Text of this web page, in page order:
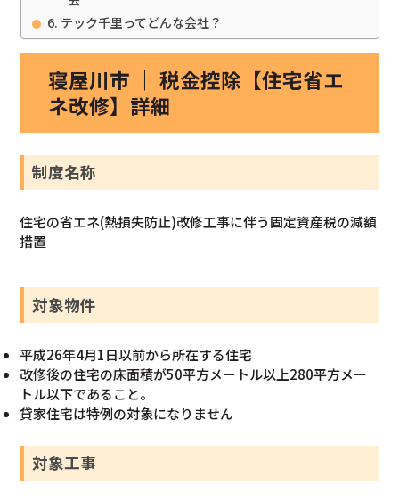
テック千里ってどんな会社？
寝屋川市 ｜ 税金控除【住宅省エ
ネ改修】詳細
制度名称
住宅の省エネ(熱損失防止)改修工事に伴う固定資産税の減額
措置
対象物件
平成26年4月1日以前から所在する住宅
改修後の住宅の床面積が50平方メートル以上280平方メー
トル以下であること。
貸家住宅は特例の対象になりません
対象工事